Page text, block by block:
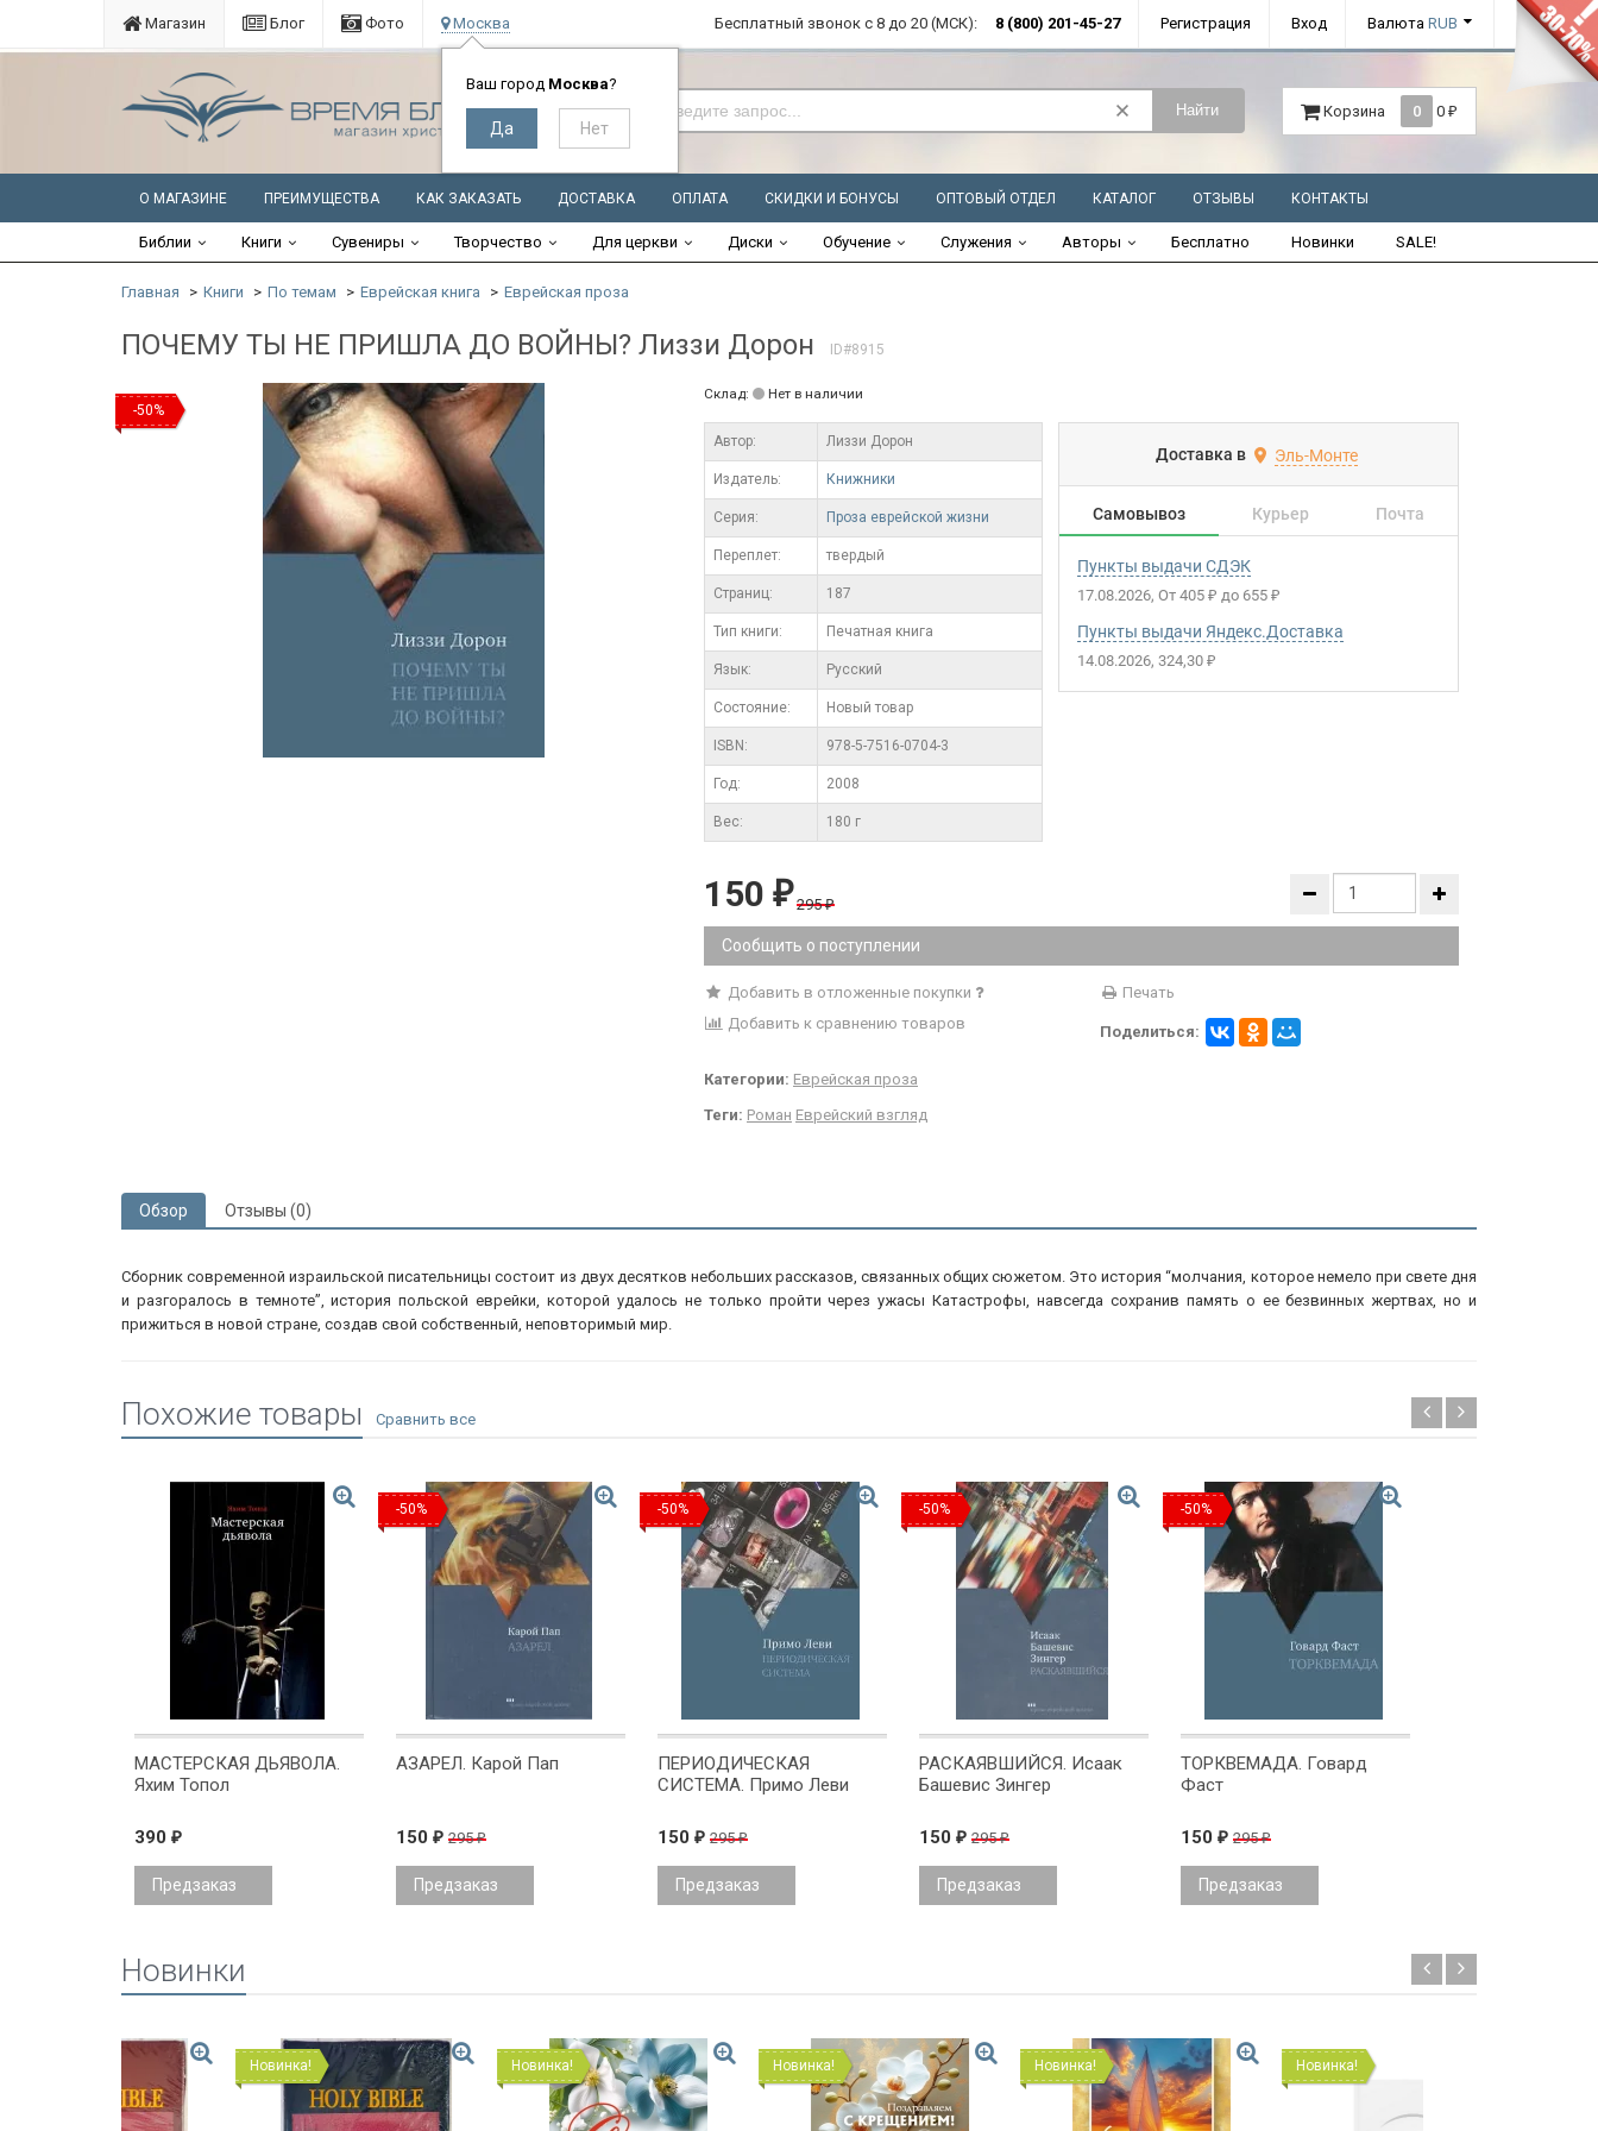
Магазин Блог Фото Москва
Ваш город Москва?
Бесплатный звонок с 8 до 20 (МСК): 8 (800) 201-45-27 Регистрация Вход Валюта RUB
Найти Корзина 0 0 ₽
О МАГАЗИНЕ ПРЕИМУЩЕСТВА КАК ЗАКАЗАТЬ ДОСТАВКА ОПЛАТА СКИДКИ И БОНУСЫ ОПТОВЫЙ ОТДЕЛ КАТАЛОГ ОТЗЫВЫ КОНТАКТЫ
Библии Книги Сувениры Творчество Для церкви Диски Обучение Служения Авторы Бесплатно Новинки SALE!
Главная Книги По темам Еврейская книга Еврейская проза
ПОЧЕМУ ТЫ НЕ ПРИШЛА ДО ВОЙНЫ? Лиззи Дорон ID#8915
-50%
Склад: Нет в наличии
Автор: Лиззи Дорон
Издатель: Книжники
Серия: Проза еврейской жизни
Переплет: твердый
Cтраниц: 187
Тип книги: Печатная книга
Язык: Русский
Состояние: Новый товар
ISBN: 978-5-7516-0704-3
Год: 2008
Вес: 180 г
Доставка в Эль-Монте
Самовывоз Курьер Почта
Пункты выдачи СДЭК
17.08.2026 От 405₽ до 655₽
Пункты выдачи Яндекс.Доставка
14.08.2026 324,30₽
150 ₽ 295₽
Сообщить о поступлении
Добавить в отложенные покупки
Печать
Добавить к сравнению товаров
Поделиться:
Категории: Еврейская проза
Теги: Роман Еврейский взгляд
Обзор Отзывы (0)
Сборник современной израильской писательницы состоит из двух десятков небольших рассказов, связанных общих сюжетом. Это история “молчания, которое немело при свете дня
и разгоралось в темноте”, история польской еврейки, которой удалось не только пройти через ужасы Катастрофы, навсегда сохранив память о ее безвинных жертвах, но и
прижиться в новой стране, создав свой собственный, неповторимый мир.
Похожие товары
МАСТЕРСКАЯ ДЬЯВОЛА.
Яхим Топол
390 ₽
Предзаказ
-50%
АЗАРЕЛ. Карой Пап
150 ₽ 295₽
Предзаказ
-50%
ПЕРИОДИЧЕСКАЯ
СИСТЕМА. Примо Леви
150 ₽ 295₽
Предзаказ
-50%
РАСКАЯВШИЙСЯ. Исаак
Башевис Зингер
150 ₽ 295₽
Предзаказ
-50%
ТОРКВЕМАДА. Говард
Фаст
150 ₽ 295₽
Предзаказ
Новинки
Новинка! Новинка! Новинка! Новинка! Новинка!